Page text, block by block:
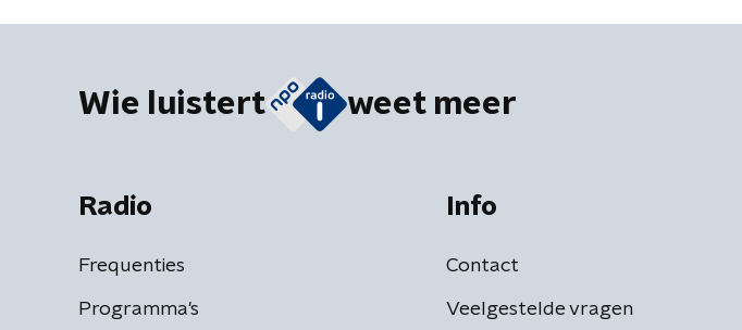
Wie luistert weet meer
Radio
Frequenties
Programma's
Info
Contact
Veelgestelde vragen